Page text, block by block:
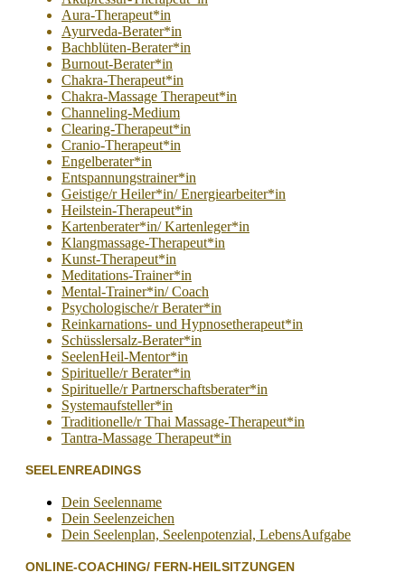
Aura-Therapeut*in
Ayurveda-Berater*in
Bachblüten-Berater*in
Burnout-Berater*in
Chakra-Therapeut*in
Chakra-Massage Therapeut*in
Channeling-Medium
Clearing-Therapeut*in
Cranio-Therapeut*in
Engelberater*in
Entspannungstrainer*in
Geistige/r Heiler*in/ Energiearbeiter*in
Heilstein-Therapeut*in
Kartenberater*in/ Kartenleger*in
Klangmassage-Therapeut*in
Kunst-Therapeut*in
Meditations-Trainer*in
Mental-Trainer*in/ Coach
Psychologische/r Berater*in
Reinkarnations- und Hypnosetherapeut*in
Schüsslersalz-Berater*in
SeelenHeil-Mentor*in
Spirituelle/r Berater*in
Spirituelle/r Partnerschaftsberater*in
Systemaufsteller*in
Traditionelle/r Thai Massage-Therapeut*in
Tantra-Massage Therapeut*in
SEELENREADINGS
Dein Seelenname
Dein Seelenzeichen
Dein Seelenplan, Seelenpotenzial, LebensAufgabe
ONLINE-COACHING/ FERN-HEILSITZUNGEN